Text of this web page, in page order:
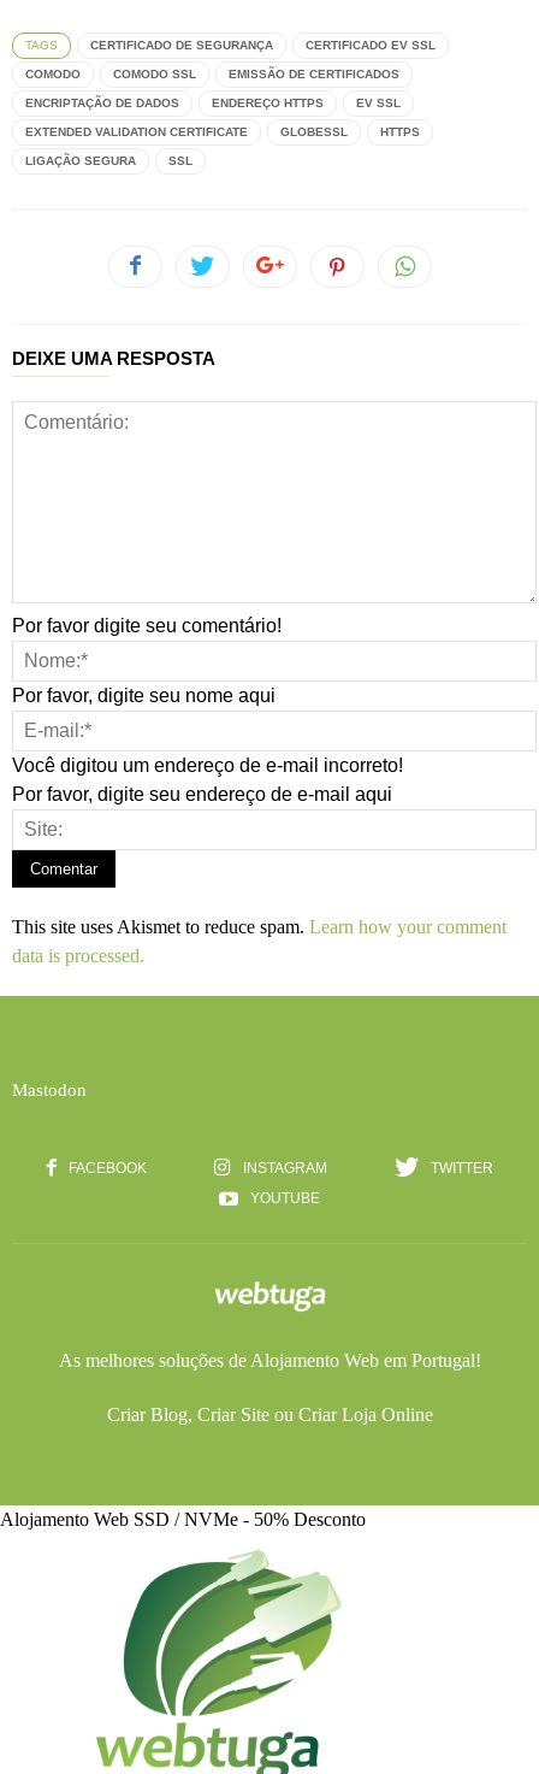
TAGS CERTIFICADO DE SEGURANÇA CERTIFICADO EV SSL
COMODO COMODO SSL EMISSÃO DE CERTIFICADOS
ENCRIPTAÇÃO DE DADOS ENDEREÇO HTTPS EV SSL
EXTENDED VALIDATION CERTIFICATE GLOBESSL HTTPS
LIGAÇÃO SEGURA SSL
DEIXE UMA RESPOSTA
Por favor digite seu comentário!
Por favor, digite seu nome aqui
Você digitou um endereço de e-mail incorreto!
Por favor, digite seu endereço de e-mail aqui
This site uses Akismet to reduce spam. Learn how your comment
data is processed.
Mastodon
FACEBOOK INSTAGRAM
TWITTER
YOUTUBE
As melhores soluções de Alojamento Webem Portugal!
Criar Blog, Criar Siteou Criar Loja Online
Alojamento Web SSD / NVMe - 50% Desconto